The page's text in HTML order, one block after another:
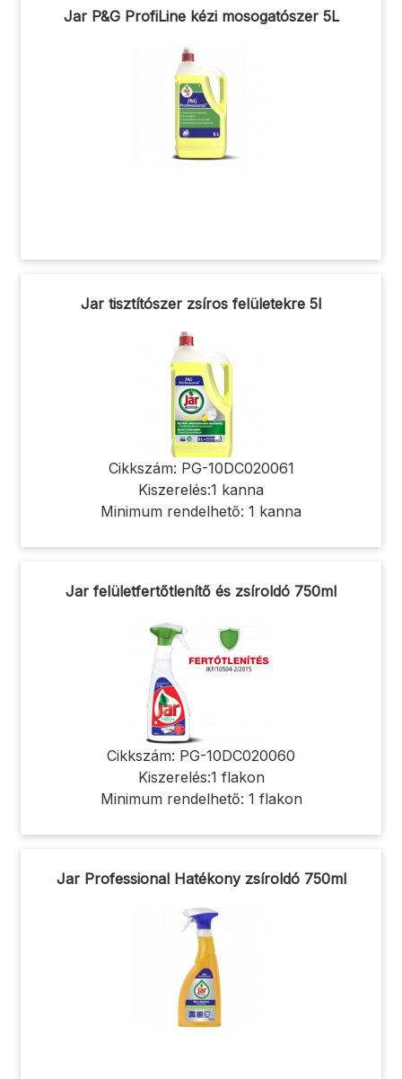
Jar P&G ProfiLine kézi mosogatószer 5L
Jar tisztítószer zsíros felületekre 5l
Cikkszám: PG-10DC020061
Kiszerelés:1 kanna
Minimum rendelhető: 1 kanna
Jar felületfertőtlenítő és zsíroldó 750ml
Cikkszám: PG-10DC020060
Kiszerelés:1 flakon
Minimum rendelhető: 1 flakon
Jar Professional Hatékony zsíroldó 750ml